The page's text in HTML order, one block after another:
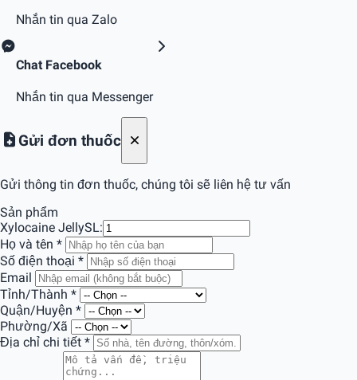
Nhắn tin qua Zalo
Chat Facebook
Nhắn tin qua Messenger
Gửi đơn thuốc
Gửi thông tin đơn thuốc, chúng tôi sẽ liên hệ tư vấn
Sản phẩm
Xylocaine JellySL:
Họ và tên *
Số điện thoại *
Email
Tỉnh/Thành *
Quận/Huyện *
Phường/Xã
Địa chỉ chi tiết *